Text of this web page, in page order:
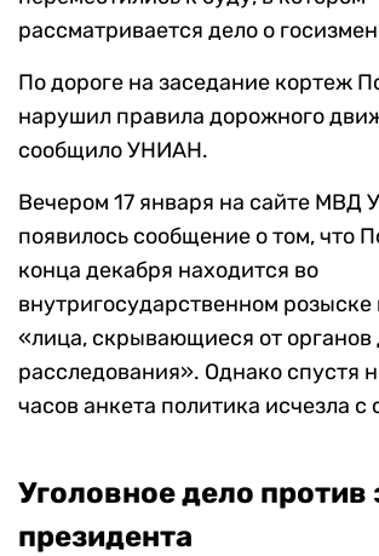
рассматривается дело о
По дороге на заседание кортеж
нарушил правила дорожного
сообщило УНИАН.
Вечером 17 января на сайте МВД
появилось сообщение о том, что
конца декабря находится во
внутригосударственном розыске
«лица, скрывающиеся от органов
расследования». Однако спустя
часов анкета политика исчезла с
Уголовное дело против
президента